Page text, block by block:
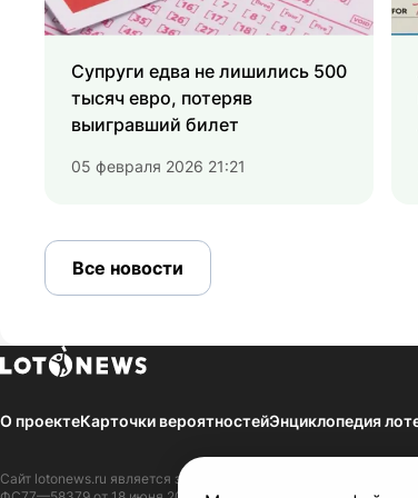
Супруги едва не лишились 500
тысяч евро, потеряв
выигравший билет
05 февраля 2026 21:21
Все новости
О проектеКарточки вероятностейЭнциклопедия
Сайт lotonews.ru является зарегистрированным Средством